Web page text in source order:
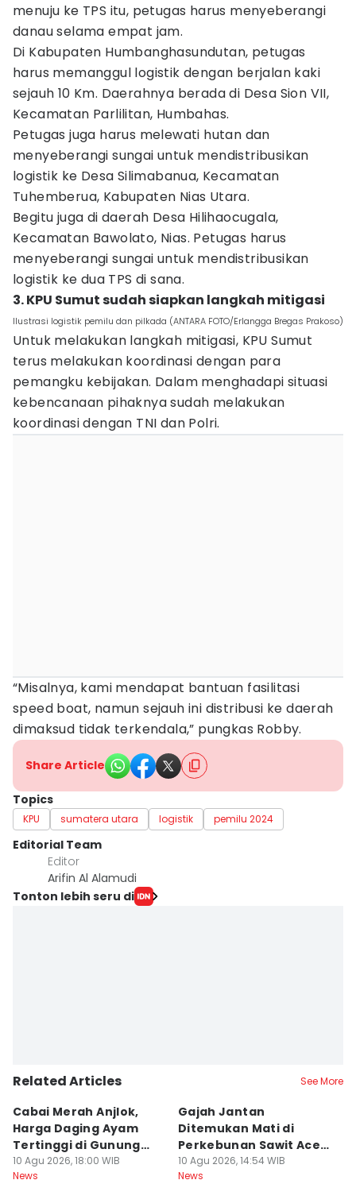
menuju ke TPS itu, petugas harus menyeberangi
danau selama empat jam.
Di Kabupaten Humbanghasundutan, petugas
harus memanggul logistik dengan berjalan kaki
sejauh 10 Km. Daerahnya berada di Desa Sion VII,
Kecamatan Parlilitan, Humbahas.
Petugas juga harus melewati hutan dan
menyeberangi sungai untuk mendistribusikan
logistik ke Desa Silimabanua, Kecamatan
Tuhemberua, Kabupaten Nias Utara.
Begitu juga di daerah Desa Hilihaocugala,
Kecamatan Bawolato, Nias. Petugas harus
menyeberangi sungai untuk mendistribusikan
logistik ke dua TPS di sana.
3. KPU Sumut sudah siapkan langkah mitigasi
Ilustrasi logistik pemilu dan pilkada (ANTARA FOTO/Erlangga Bregas Prakoso)
Untuk melakukan langkah mitigasi, KPU Sumut
terus melakukan koordinasi dengan para
pemangku kebijakan. Dalam menghadapi situasi
kebencanaan pihaknya sudah melakukan
koordinasi dengan TNI dan Polri.
“Misalnya, kami mendapat bantuan fasilitasi
speed boat, namun sejauh ini distribusi ke daerah
dimaksud tidak terkendala,” pungkas Robby.
Share Article
Topics
KPU sumatera utara logistik pemilu 2024
Editorial Team
Editor
Arifin Al Alamudi
Tonton lebih seru di
Related Articles See More
Cabai Merah Anjlok,
Harga Daging Ayam
Tertinggi di Gunung
Sitoli
10 Agu 2026, 18:00 WIB
News
Gajah Jantan
Ditemukan Mati di
Perkebunan Sawit Aceh
Tamiang
10 Agu 2026, 14:54 WIB
News